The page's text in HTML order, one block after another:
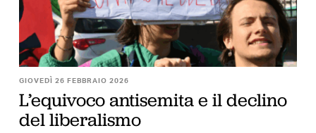
GIOVEDÌ 26 FEBBRAIO 2026
L’equivoco antisemita e il declino
del liberalismo